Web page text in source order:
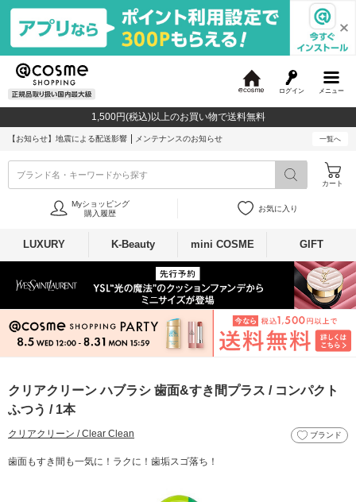
メニュー
ログイン
c
o
1,500円(税込)以上のお買い物で送料無料
【お知らせ】 地震による配送影響 メンテナンスのお知らせ 一覧へ
ブランド名・キーワードから探す
カート
Myショッピング
購入履歴
お気に入り
LUXURY K-Beauty mini COSME GIFT
クリアクリーン ハブラシ 歯面&すき間プラス / コンパクト
ふつう / 1本
クリアクリーン / Clear Clean ブランド
歯面もすき間も一気に！ラクに！歯垢スゴ落ち！